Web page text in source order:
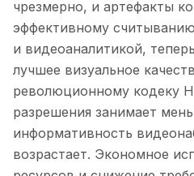
чрезмерно, и артефакты
эффективному
и видеоаналитикой,
лучшее визуальное
революционному кодеку
разрешения занимает
информативность
возрастает. Экономное